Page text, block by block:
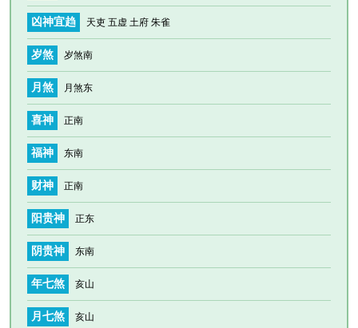
凶神宜趋 天吏 五虚 土府 朱雀
岁煞 岁煞南
月煞 月煞东
喜神 正南
福神 东南
财神 正南
阳贵神 正东
阴贵神 东南
年七煞 亥山
月七煞 亥山